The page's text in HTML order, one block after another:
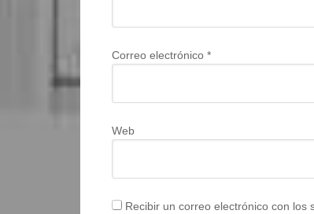
Correo electrónico *
Web
Recibir un correo electrónico con los